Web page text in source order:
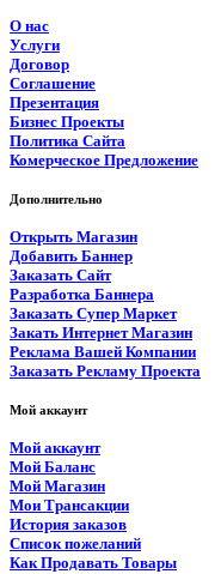
О нас
Услуги
Договор
Соглашение
Презентация
Бизнес Проекты
Политика Сайта
Комерческое Предложение
Дополнительно
Открыть Магазин
Добавить Баннер
Заказать Сайт
Разработка Баннера
Заказать Супер Маркет
Закать Интернет Магазин
Реклама Вашей Компании
Заказать Рекламу Проекта
Мой аккаунт
Мой аккаунт
Мой Баланс
Мой Магазин
Мои Трансакции
История заказов
Список пожеланий
Как Продавать Товары